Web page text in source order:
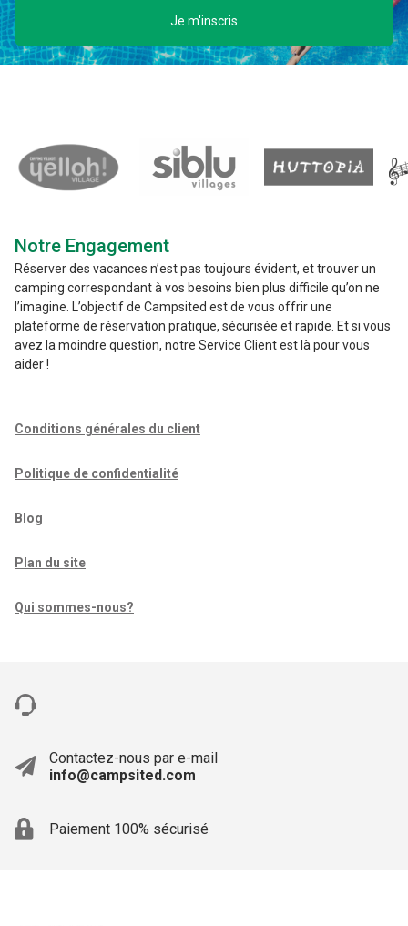
Je m'inscris
Notre Engagement
Réserver des vacances n’est pas toujours évident, et trouver un
camping correspondant à vos besoins bien plus difficile qu’on ne
l’imagine. L’objectif de Campsited est de vous offrir une
plateforme de réservation pratique, sécurisée et rapide. Et si vous
avez la moindre question, notre Service Client est là pour vous
aider !
Conditions générales du client
Politique de confidentialité
Blog
Plan du site
Qui sommes-nous?
Contactez-nous par e-mail
info@campsited.com
Paiement 100% sécurisé